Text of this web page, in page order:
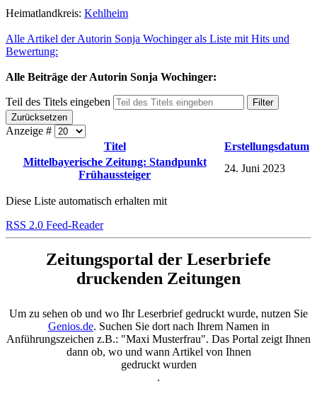
Heimatlandkreis: Kehlheim
Alle Artikel der Autorin Sonja Wochinger als Liste mit Hits und
Bewertung:
Alle Beiträge der Autorin Sonja Wochinger:
Teil des Titels eingeben
Filter
Zurücksetzen
Anzeige #
Titel
Erstellungsdatum
Mittelbayerische Zeitung: Standpunkt
Frühaussteiger
24. Juni 2023
Diese Liste automatisch erhalten mit
RSS 2.0 Feed-Reader
Zeitungsportal der Leserbriefe
druckenden Zeitungen
Um zu sehen ob und wo Ihr Leserbrief gedruckt wurde, nutzen Sie
Genios.de. Suchen Sie dort nach Ihrem Namen in
Anführungszeichen z.B.: "Maxi Musterfrau". Das Portal zeigt Ihnen
dann ob, wo und wann Artikel von Ihnen
gedruckt wurden
.